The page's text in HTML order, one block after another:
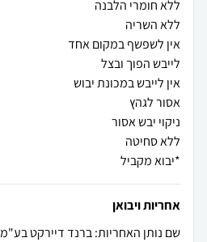
*יבוא מקביל
אחריות ויבואן
שם נותן האחריות: ברנד דיירקט בע"מ